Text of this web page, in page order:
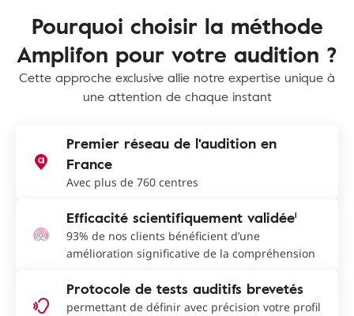
Pourquoi choisir la méthode
Amplifon pour votre audition ?
Cette approche exclusive allie notre expertise unique à
une attention de chaque instant
Premier réseau de l'audition en
France
Avec plus de 760 centres
Efficacité scientifiquement validée¹
93% de nos clients bénéficient d’une
amélioration significative de la compréhension
Protocole de tests auditifs brevetés
permettant de définir avec précision votre profil